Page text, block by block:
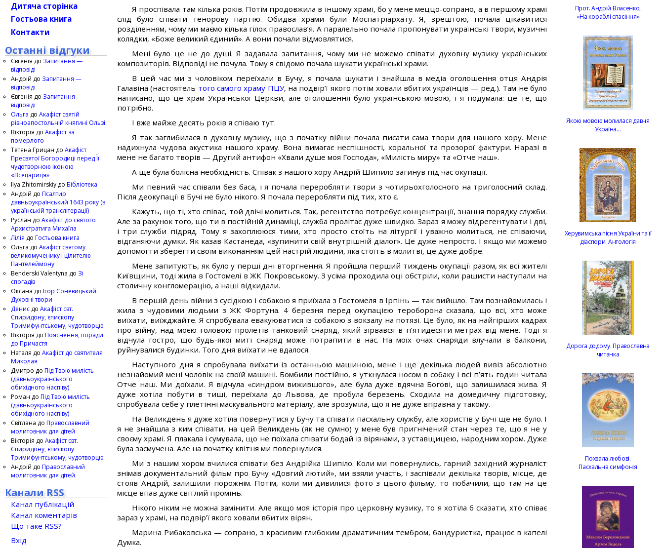
Я проспівала там кілька років. Потім продовжила в іншому храмі, бо у мене меццо-сопрано, а в першому храмі
слід було співати тенорову партію. Обидва храми були Моспатріархату. Я, зрештою, почала цікавитися
розділенням, чому ми маємо кілька гілок православ’я. А паралельно почала пропонувати українські твори, музичні
колядки, «Боже великий єдиний». А вони почали відмовлятися.
Мені було це не до душі. Я задавала запитання, чому ми не можемо співати духовну музику українських
композиторів. Відповіді не почула. Тому я свідомо почала шукати українські храми.
В цей час ми з чоловіком переїхали в Бучу, я почала шукати і знайшла в медіа оголошення отця Андрія
Галавіна (настоятель того самого храму ПЦУ, на подвір’ї якого потім ховали вбитих українців — ред.). Там не було
написано, що це храм Української Церкви, але оголошення було українською мовою, і я подумала: це те, що
потрібно.
І вже майже десять років я співаю тут.
Я так заглибилася в духовну музику, що з початку війни почала писати сама твори для нашого хору. Мене
надихнула чудова акустика нашого храму. Вона вимагає неспішності, хоральної та прозорої фактури. Наразі в
мене не багато творів — Другий антифон «Хвали душе моя Господа», «Милість миру» та «Отче наш».
А ще була болісна необхідність. Співак з нашого хору Андрій Шипило загинув під час окупації.
Ми певний час співали без баса, і я почала переробляти твори з чотирьохголосного на триголосний склад.
Після деокупації в Бучі не було нікого. Я почала переробляти під тих, хто є.
Кажуть, що ті, хто співає, той двічі молиться. Так, регентство потребує концентрації, знання порядку служби.
Але за рахунок того, що ти в постійній динаміці, служба пролітає дуже швидко. Зараз я можу відрегентувати і дві,
і три служби підряд. Тому я захоплююся тими, хто просто стоїть на літургії і уважно молиться, не співаючи,
відганяючи думки. Як казав Кастанеда, «зупинити свій внутрішній діалог». Це дуже непросто. І якщо ми можемо
допомогти зберегти своїм виконанням цей настрій людини, яка стоїть в молитві, це дуже добре.
Мене запитують, як було у перші дні вторгнення. Я пройшла перший тиждень окупації разом, як всі жителі
Київщини, тоді жила в Гостомелі в ЖК Покровському. З усіма проходила оці обстріли, коли рашисти наступали на
столичну конгломерацію, а наші відкидали.
В першій день війни з сусідкою і собакою я приїхала з Гостомеля в Ірпінь — так вийшло. Там познайомилась і
жила з чудовими людьми з ЖК Фортуна. 4 березня перед окупацією тероборона сказала, що всі, хто може
виїхати, виїжджайте. Я спробувала евакуюватися із собакою з вокзалу на потязі. Це було, як на найгірших кадрах
про війну, над моєю головою пролетів танковий снаряд, який зірвався в п’ятидесяти метрах від мене. Тоді я
відчула гостро, що будь-якої миті снаряд може потрапити в нас. На моїх очах снаряди влучали в балкони,
руйнувалися будинки. Того дня виїхати не вдалося.
Наступного дня я спробувала виїхати із останньою машиною, мене і ще декілька людей вивіз абсолютно
незнайомий мені чоловік на своїй машині. Бомбили постійно, я уткнулася носом в собаку і всі п’ять годин читала
Отче наш. Ми доїхали. Я відчула «синдром вижившого», але була дуже вдячна Богові, що залишилася жива. Я
дуже хотіла побути в тиші, переїхала до Львова, де пробула березень. Сходила на домедичну підготовку,
спробувала себе у плетінні маскувального матеріалу, але зрозуміла, що я не дуже вправна у такому.
На Великдень я дуже хотіла повернутися у Бучу та співати пасхальну службу, але хористів у Бучі ще не було. І
я не знайшла з ким співати, на цей Великдень (як не сумно) у мене був пригнічений стан через те, що я не у
своєму храмі. Я плакала і сумувала, що не поїхала співати бодай із вірянами, з уставщицею, народним хором. Дуже
була засмучена. Але на початку квітня ми повернулися.
Ми з нашим хором вчилися співати без Андрійка Шипіло. Коли ми повернулись, гарний західний журналіст
знімав документальний фільм про Бучу «Довгий лютий», ми взяли участь, і заспівали декілька творів, місце, де
стояв Андрій, залишили порожнім. Потім, коли ми дивилися фото з цього фільму, то побачили, що там на це
місце впав дуже світлий промінь.
Нікого ніким не можна замінити. Але якщо моя історія про церковну музику, то я хотіла б сказати, хто співає
зараз у храмі, на подвір’ї якого ховали вбитих вірян.
Марина Рибаковська — сопрано, з красивим глибоким драматичним тембром, бандуристка, працює в капелі
Думка.
Дитяча сторінка
Гостьова книга
Контакти
Останні відгуки
Євгенія до Запитання —
відповіді
Андрій до Запитання —
відповіді
Євгенія до Запитання —
відповіді
Ольга до Акафіст святій
рівноапостольній княгині Ользі
Вікторія до Акафіст за
померлого
Тетяна Грицан до Акафіст
Пресвятої Богородиці перед Її
чудотворною іконою
«Всецариця»
Ilya Zhitomirskiy до Бібліотека
Андрій до Псалтир
давньоукраїнський 1643 року (в
українській транслітерації)
Руслан до Акафіст до святого
Архистратига Михаїла
Лілія до Гостьова книга
Ольга до Акафіст святому
великомученику і цілителю
Пантелеймону
Benderski Valentyna до Зі
спогадів
Оксана до Ігор Соневицький.
Духовні твори
Денис до Акафіст свт.
Спиридону, єпископу
Тримифунтському, чудотворцю
Вікторія до Пояснення, поради
до Причастя
Наталя до Акафіст до святителя
Миколая
Дмитро до Під Твою милість
(давньоукраїнського
обихідного наспіву)
Роман до Під Твою милість
(давньоукраїнського
обихідного наспіву)
Світлана до Православний
молитовник для дітей
Вікторія до Акафіст свт.
Спиридону, єпископу
Тримифунтському, чудотворцю
Андрій до Православний
молитовник для дітей
Канали RSS
Канал публікацій
Канал коментарів
Що таке RSS?
Вхід
Прот. Андрій Власенко,
«На кораблі спасіння»
Якою мовою молилася давня
Україна…
Херувимська пісня України та її
діаспори. Антологія
Дорога додому. Православна
читанка
Похвала любові.
Пасхальна симфонія